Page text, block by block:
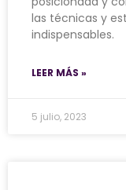
las técnicas y
indispensables.
LEER MÁS »
5 julio, 2023